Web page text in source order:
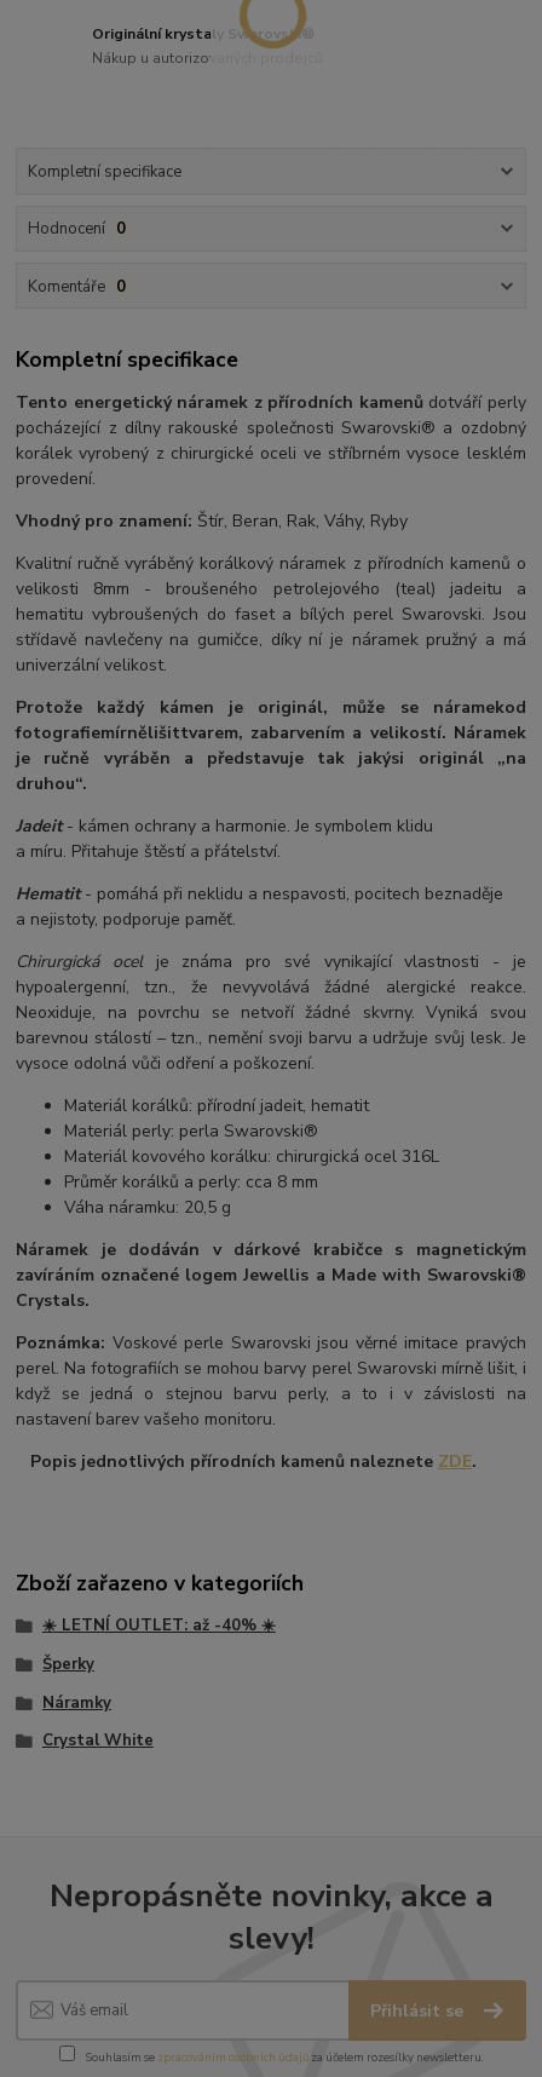
Originální krystaly Swarovski®
Nákup u autorizovaných prodejců
Kompletní specifikace
Hodnocení 0
Komentáře 0
Kompletní specifikace
Tento energetický náramek z přírodních kamenů dotváří perly
pocházející z dílny rakouské společnosti Swarovski® a ozdobný
korálek vyrobený z chirurgické oceli ve stříbrném vysoce lesklém
provedení.
Vhodný pro znamení: Štír, Beran, Rak, Váhy, Ryby
Kvalitní ručně vyráběný korálkový náramek z přírodních kamenů o
velikosti 8mm - broušeného petrolejového (teal) jadeitu a
hematitu vybroušených do faset a bílých perel Swarovski. Jsou
střídavě navlečeny na gumičce, díky ní je náramek pružný a má
univerzální velikost.
Protože každý kámen je originál, může se náramekod
fotografiemírnělišittvarem, zabarvením a velikostí. Náramek
je ručně vyráběn a představuje tak jakýsi originál „na
druhou“.
Jadeit- kámen ochrany a harmonie. Je symbolem klidu
a míru. Přitahuje štěstí a přátelství.
Hematit- pomáhá při neklidu a nespavosti, pocitech beznaděje
a nejistoty, podporuje paměť.
Chirurgická ocelje známa pro své vynikající vlastnosti - je
hypoalergenní, tzn., že nevyvolává žádné alergické reakce.
Neoxiduje, na povrchu se netvoří žádné skvrny. Vyniká svou
barevnou stálostí – tzn., nemění svoji barvu a udržuje svůj lesk. Je
vysoce odolná vůči odření a poškození.
Materiál korálků: přírodní jadeit, hematit
Materiál perly: perla Swarovski®
Materiál kovového korálku: chirurgická ocel 316L
Průměr korálků a perly: cca 8 mm
Váha náramku: 20,5 g
Náramek je dodáván v dárkové krabičce s magnetickým
zavíráním označené logem Jewellis a Made with Swarovski®
Crystals.
Poznámka: Voskové perle Swarovski jsou věrné imitace pravých
perel. Na fotografiích se mohou barvy perel Swarovski mírně lišit, i
když se jedná o stejnou barvu perly, a to i v závislosti na
nastavení barev vašeho monitoru.
Popis jednotlivých přírodních kamenů naleznete ZDE.
Zboží zařazeno v kategoriích
☀️ LETNÍ OUTLET: až -40% ☀️
Šperky
Náramky
Crystal White
Nepropásněte novinky, akce a
slevy!
Přihlásit se
Souhlasím se zpracováním osobních údajůza účelem rozesílky newsletteru.